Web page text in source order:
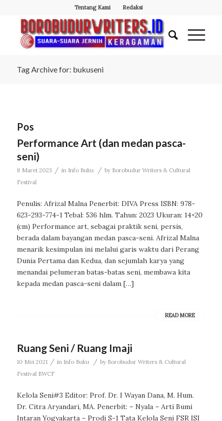
Tentang Kami Redaksi
Tag Archive for: bukuseni
Pos
Performance Art (dan medan pasca-
seni)
8 Maret 2023 / in Info Buku / by Borobudur Writers & Cultural
Festival
Penulis: Afrizal Malna Penerbit: DIVA Press ISBN: 978-
623-293-774-1 Tebal: 536 hlm. Tahun: 2023 Ukuran: 14×20
(cm) Performance art, sebagai praktik seni, persis,
berada dalam bayangan medan pasca-seni. Afrizal Malna
menarik kesimpulan ini melalui garis waktu dari Perang
Dunia Pertama dan Kedua, dan sejumlah karya yang
menandai pelumeran batas-batas seni, membawa kita
kepada medan pasca-seni dalam […]
READ MORE
Ruang Seni / Ruang Imaji
10 Mei 2021 / in Info Buku / by Borobudur Writers & Cultural
Festival BWCF
Kelola Seni#3 Editor: Prof. Dr. I Wayan Dana, M. Hum.
Dr. Citra Aryandari, MA. Penerbit: – Nyala – Arti Bumi
Intaran Yogyakarta – Prodi S-1 Tata Kelola Seni FSR ISI